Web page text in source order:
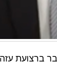
עזה